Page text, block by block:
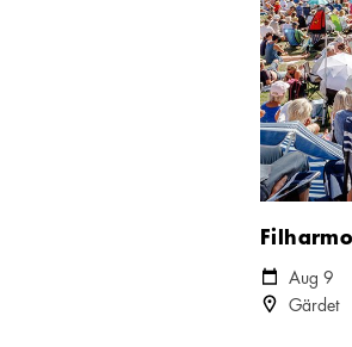
Kalender ikon
Aug 9
Plats ikon
Gärdet